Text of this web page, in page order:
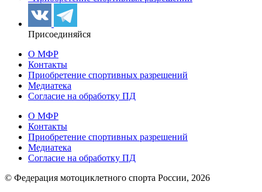
Присоединяйся
О МФР
Контакты
Приобретение спортивных разрешений
Медиатека
Согласие на обработку ПД
О МФР
Контакты
Приобретение спортивных разрешений
Медиатека
Согласие на обработку ПД
© Федерация мотоциклетного спорта России, 2026